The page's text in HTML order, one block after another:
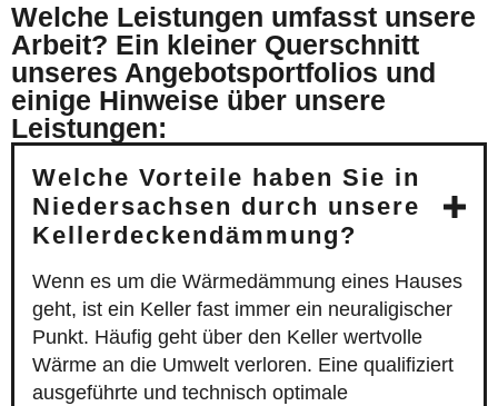
Welche Leistungen umfasst unsere
Arbeit? Ein kleiner Querschnitt
unseres Angebotsportfolios und
einige Hinweise über unsere
Leistungen:
Welche Vorteile haben Sie in
Niedersachsen durch unsere
Kellerdeckendämmung?
Wenn es um die Wärmedämmung eines Hauses
geht, ist ein Keller fast immer ein neuraligischer
Punkt. Häufig geht über den Keller wertvolle
Wärme an die Umwelt verloren. Eine qualifiziert
ausgeführte und technisch optimale